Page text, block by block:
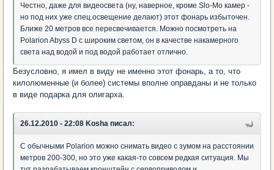
Честно, даже для видеосвета (ну, наверное, кроме Slo-Mo камер -
но под них уже спец.освещение делают) этот фонарь избыточен.
Ближе 20 метров все пересвечивается. Можно посмотреть на
Polarion Abyss D с широким светом, он в качестве накамерного
света над водой и под водой работает отлично.
Безусловно, я имел в виду не именно этот фонарь, а то, что
килолюменные (и более) системы вполне оправданы и не только
в виде подарка для олигарха.
26.12.2010 - 22:08 Kosha писал:
С обычными Polarion можно снимать видео с зумом на расстоянии
метров 200-300, но это уже какая-то совсем редкая ситуация. Мы